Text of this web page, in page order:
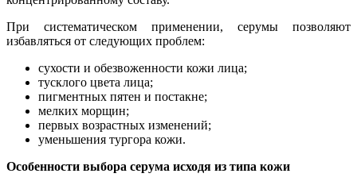
При систематическом применении, серумы позволяют
избавляться от следующих проблем:
сухости и обезвоженности кожи лица;
тусклого цвета лица;
пигментных пятен и постакне;
мелких морщин;
первых возрастных изменений;
уменьшения тургора кожи.
Особенности выбора серума исходя из типа кожи